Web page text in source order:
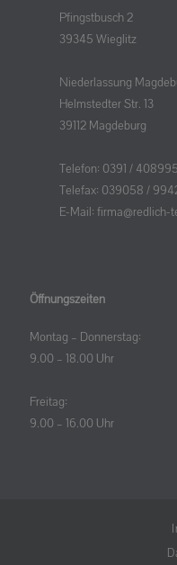
Pfingstbusch 2
39345 Wieglitz
Niederlassung
Helmstedter Str. 13
39112 Magdeburg
Telefon: 0391 /
Telefax: 039058 /
E-Mail: firma@redlich-
Öffnungszeiten
Montag – Donnerstag:
9.00 – 18.00 Uhr
Freitag:
9.00 – 16.00 Uhr